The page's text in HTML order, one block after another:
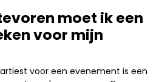
moet ik een
voor mijn
voor een evenement is een